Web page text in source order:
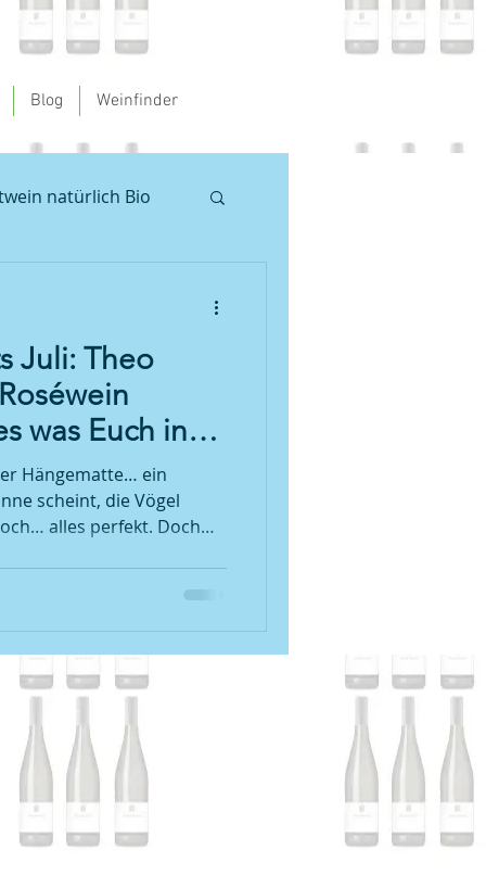
Blog Weinfinder
natürlich Bio
Pfalz Weinprobe
Juli: Theo
was Euch in
passieren
Hängematte… ein
scheint, die Vögel
alles perfekt. Doch